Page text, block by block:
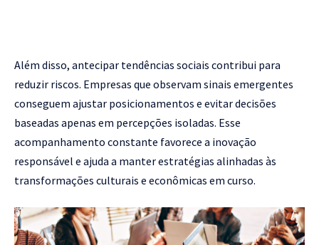
Além disso, antecipar tendências sociais contribui para
reduzir riscos. Empresas que observam sinais emergentes
conseguem ajustar posicionamentos e evitar decisões
baseadas apenas em percepções isoladas. Esse
acompanhamento constante favorece a inovação
responsável e ajuda a manter estratégias alinhadas às
transformações culturais e econômicas em curso.